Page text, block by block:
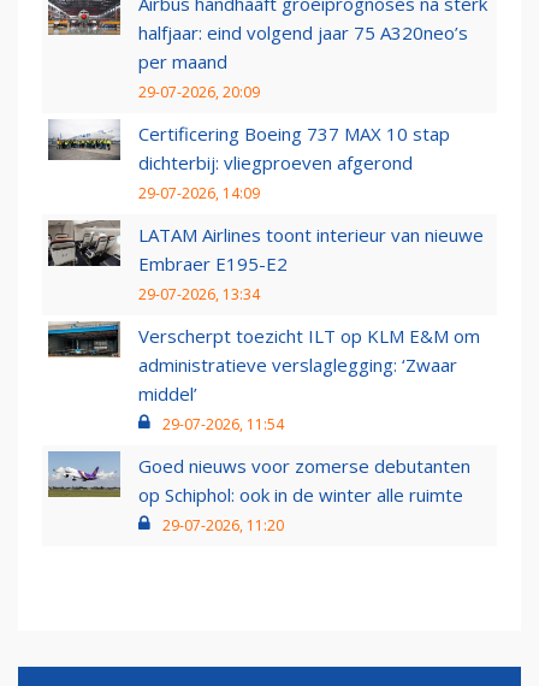
halfjaar: eind volgend jaar 75 A320neo’s
per maand
29-07-2026, 20:09
Certificering Boeing 737 MAX 10 stap
dichterbij: vliegproeven afgerond
29-07-2026, 14:09
LATAM Airlines toont interieur van nieuwe
Embraer E195-E2
29-07-2026, 13:34
Verscherpt toezicht ILT op KLM E&M om
administratieve verslaglegging: ‘Zwaar
middel’
29-07-2026, 11:54
Goed nieuws voor zomerse debutanten
op Schiphol: ook in de winter alle ruimte
29-07-2026, 11:20